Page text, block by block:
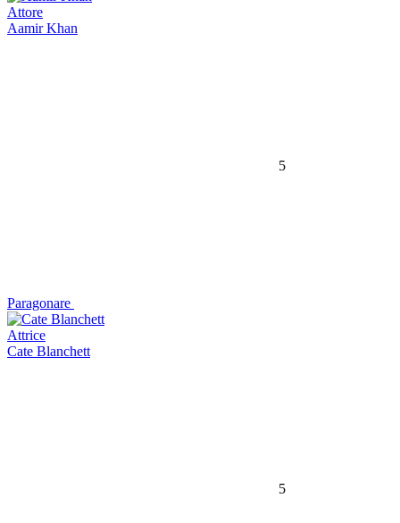
Attore
Aamir Khan
5
Paragonare
Attrice
Cate Blanchett
5